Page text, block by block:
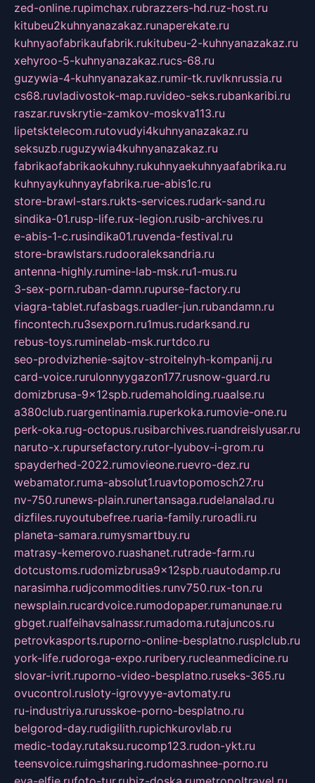
zed-online.rupimchax.rubrazzers-hd.ruz-host.ru
kitubeu2kuhnyanazakaz.runaperekate.ru
kuhnyaofabrikaufabrik.rukitubeu-2-kuhnyanazakaz.ru
xehyroo-5-kuhnyanazakaz.rucs-68.ru
guzywia-4-kuhnyanazakaz.rumir-tk.ruvlknrussia.ru
cs68.ruvladivostok-map.ruvideo-seks.rubankaribi.ru
raszar.ruvskrytie-zamkov-moskva113.ru
lipetsktelecom.rutovudyi4kuhnyanazakaz.ru
seksuzb.ruguzywia4kuhnyanazakaz.ru
fabrikaofabrikaokuhny.rukuhnyaekuhnyaafabrika.ru
kuhnyaykuhnyayfabrika.rue-abis1c.ru
store-brawl-stars.rukts-services.rudark-sand.ru
sindika-01.rusp-life.rux-legion.rusib-archives.ru
e-abis-1-c.rusindika01.ruvenda-festival.ru
store-brawlstars.rudooraleksandria.ru
antenna-highly.rumine-lab-msk.ru1-mus.ru
3-sex-porn.ruban-damn.rupurse-factory.ru
viagra-tablet.rufasbags.ruadler-jun.rubandamn.ru
fincontech.ru3sexporn.ru1mus.rudarksand.ru
rebus-toys.ruminelab-msk.rurtdco.ru
seo-prodvizhenie-sajtov-stroitelnyh-kompanij.ru
card-voice.rurulonnyygazon177.rusnow-guard.ru
domizbrusa-9x12spb.rudemaholding.ruaalse.ru
a380club.ruargentinamia.ruperkoka.rumovie-one.ru
perk-oka.rug-octopus.rusibarchives.ruandreislyusar.ru
naruto-x.rupursefactory.rutor-lyubov-i-grom.ru
spayderhed-2022.rumovieone.ruevro-dez.ru
webamator.ruma-absolut1.ruavtopomosch27.ru
nv-750.runews-plain.runertansaga.rudelanalad.ru
dizfiles.ruyoutubefree.ruaria-family.ruroadli.ru
planeta-samara.rumysmartbuy.ru
matrasy-kemerovo.ruashanet.rutrade-farm.ru
dotcustoms.rudomizbrusa9x12spb.ruautodamp.ru
narasimha.rudjcommodities.runv750.rux-ton.ru
newsplain.rucardvoice.rumodopaper.rumanunae.ru
gbget.rualfeihavsalnassr.rumadoma.rutajuncos.ru
petrovkasports.ruporno-online-besplatno.rusplclub.ru
york-life.rudoroga-expo.ruribery.rucleanmedicine.ru
slovar-ivrit.ruporno-video-besplatno.ruseks-365.ru
ovucontrol.rusloty-igrovyye-avtomaty.ru
ru-industriya.rurusskoe-porno-besplatno.ru
belgorod-day.rudigilith.rupichkurovlab.ru
medic-today.rutaksu.rucomp123.rudon-ykt.ru
teensvoice.ruimgsharing.rudomashnee-porno.ru